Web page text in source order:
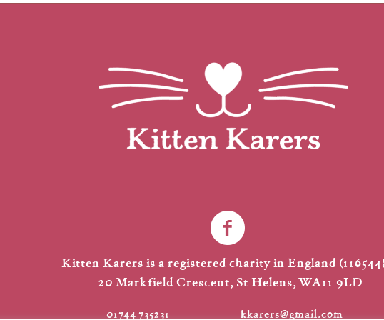
Kitten Karers is a registered charity in England
20 Markfield Crescent, St Helens, WA11 9LD
01744 735231 kkarers@gmail.com